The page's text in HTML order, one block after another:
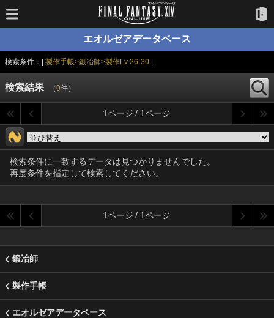
エオルゼアデータベース
検索条件：| 製作手帳>鍛冶師>製作Lv 26-30|
検索結果 （0件）
1ページ / 1ページ
検索条件に一致するデータは見つかりませんでした。
再度条件を指定して検索してください。
1ページ / 1ページ
鍛冶師
製作手帳
エオルゼアデータベース